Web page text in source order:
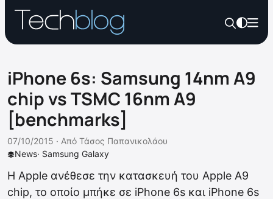
iPhone 6s: Samsung 14nm A9
chip vs TSMC 16nm A9
[benchmarks]
News· Samsung Galaxy
07/10/2015 · Από Τάσος Παπανικολάου
Η Apple ανέθεσε την κατασκευή του Apple A9
chip, το οποίο μπήκε σε iPhone 6s και iPhone 6s